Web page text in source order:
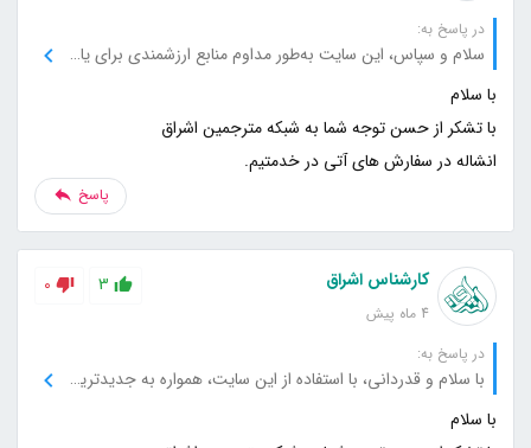
در پاسخ به:
سلام و سپاس، این سایت به‌طور مداوم منابع ارزشمندی برای یادگیری و تحقیق فراهم می‌کند، برای این حمایت‌ها بسیار ممنونم.
انشاله در سفارش های آتی در خدمتیم.
پاسخ
کارشناس اشراق
4 ماه پیش
3
0
در پاسخ به:
با سلام و قدردانی، با استفاده از این سایت، همواره به جدیدترین و معتبرترین اطلاعات دسترسی دارم، از شما بابت این پشتیبانی فوق‌العاده متشکرم.